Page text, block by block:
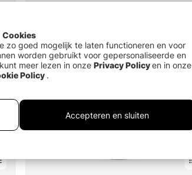
Cookies
zo goed mogelijk te laten functioneren en voor
worden gebruikt voor gepersonaliseerde en
meer lezen in onze Privacy Policy en in onze
Policy .
Accepteren en sluiten